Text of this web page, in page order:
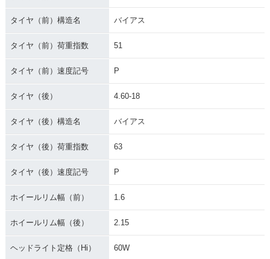
タイヤ（前）構造名 バイアス
タイヤ（前）荷重指数 51
タイヤ（前）速度記号 P
タイヤ（後） 4.60-18
タイヤ（後）構造名 バイアス
タイヤ（後）荷重指数 63
タイヤ（後）速度記号 P
ホイールリム幅（前） 1.6
ホイールリム幅（後） 2.15
ヘッドライト定格（Hi） 60W